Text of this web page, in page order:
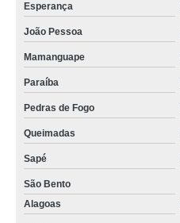
Esperança
João Pessoa
Mamanguape
Paraíba
Pedras de Fogo
Queimadas
Sapé
São Bento
Alagoas